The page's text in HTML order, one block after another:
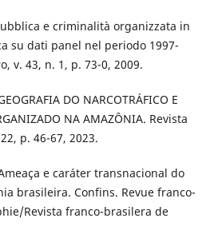
e criminalità organizzata in
su dati panel nel periodo 1997-
v. 43, n. 1, p. 73-0, 2009.
DO NARCOTRÁFICO E
NA AMAZÔNIA. Revista
p. 46-67, 2023.
e caráter transnacional do
brasileira. Confins. Revue franco-
Revista franco-brasilera de